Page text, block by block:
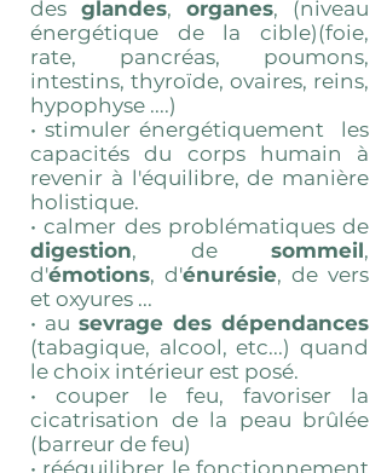
des glandes, organes, (niveau
énergétique de la cible)(foie,
rate, pancréas, poumons,
intestins, thyroïde, ovaires, reins,
hypophyse ....)
• stimuler énergétiquement les
capacités du corps humain à
revenir à l'équilibre, de manière
holistique.
• calmer des problématiques de
digestion, de sommeil,
d'émotions, d'énurésie, de vers
et oxyures ...
• au sevrage des dépendances
(tabagique, alcool, etc...) quand
le choix intérieur est posé.
• couper le feu, favoriser la
cicatrisation de la peau brûlée
(barreur de feu)
• rééquilibrer le fonctionnement